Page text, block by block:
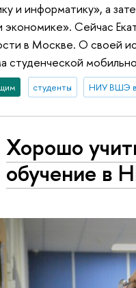
и информатику», а
экономике». Сейчас
в Москве. О своей
студенческой
студенты НИУ ВШЭ
Хорошо
обучение